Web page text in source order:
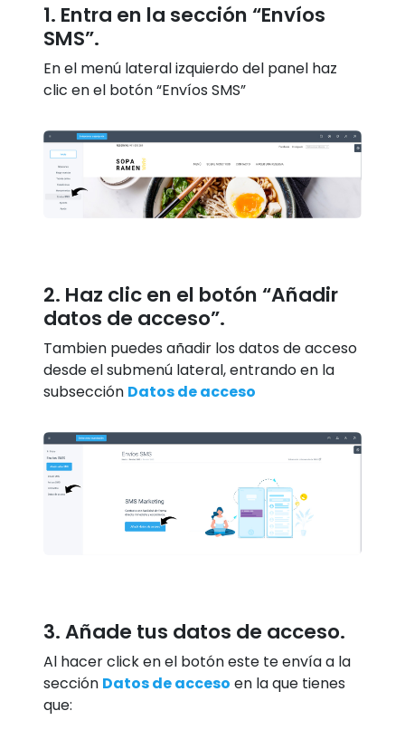
1. Entra en la sección “Envíos
SMS”.
En el menú lateral izquierdo del panel haz
clic en el botón “Envíos SMS”
2. Haz clic en el botón “Añadir
datos de acceso”.
Tambien puedes añadir los datos de acceso
desde el submenú lateral, entrando en la
subsección Datos de acceso
3. Añade tus datos de acceso.
Al hacer click en el botón este te envía a la
sección Datos de acceso en la que tienes
que: